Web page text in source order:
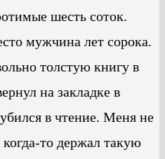
шесть соток.
мужчина лет сорока.
толстую книгу в
на закладке в
в чтение. Меня не
то держал такую